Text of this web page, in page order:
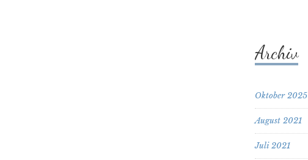
Archiv
Oktober 2025
August 2021
Juli 2021